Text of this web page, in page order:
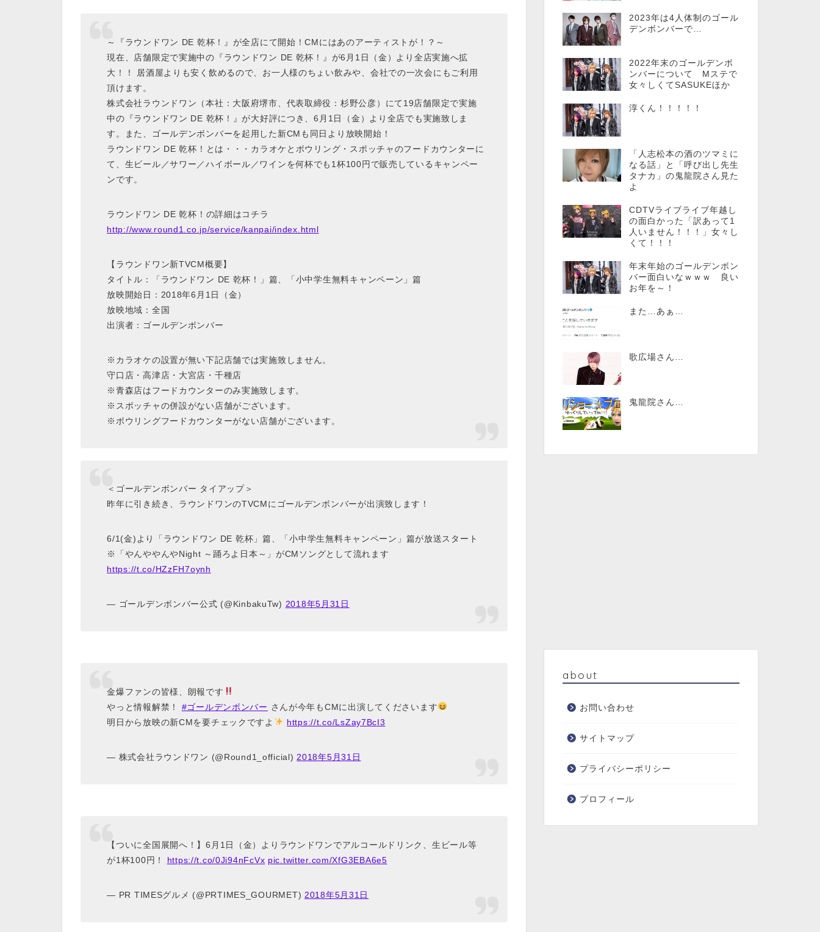
～『ラウンドワン DE 乾杯！』が全店にて開始！CMにはあのアーティストが！？～
現在、店舗限定で実施中の『ラウンドワン DE 乾杯！』が6月1日（金）より全店実施へ拡
大！！ 居酒屋よりも安く飲めるので、お一人様のちょい飲みや、会社での一次会にもご利用
頂けます。
株式会社ラウンドワン（本社：大阪府堺市、代表取締役：杉野公彦）にて19店舗限定で実施
中の『ラウンドワン DE 乾杯！』が大好評につき、6月1日（金）より全店でも実施致しま
す。また、ゴールデンボンバーを起用した新CMも同日より放映開始！
ラウンドワン DE 乾杯！とは・・・カラオケとボウリング・スポッチャのフードカウンターに
て、生ビール／サワー／ハイボール／ワインを何杯でも1杯100円で販売しているキャンペー
ンです。
ラウンドワン DE 乾杯！の詳細はコチラ
http://www.round1.co.jp/service/kanpai/index.html
【ラウンドワン新TVCM概要】
タイトル：「ラウンドワン DE 乾杯！」篇、「小中学生無料キャンペーン」篇
放映開始日：2018年6月1日（金）
放映地域：全国
出演者：ゴールデンボンバー
※カラオケの設置が無い下記店舗では実施致しません。
守口店・高津店・大宮店・千種店
※青森店はフードカウンターのみ実施致します。
※スポッチャの併設がない店舗がございます。
※ボウリングフードカウンターがない店舗がございます。
＜ゴールデンボンバー タイアップ＞
昨年に引き続き、ラウンドワンのTVCMにゴールデンボンバーが出演致します！
6/1(金)より「ラウンドワン DE 乾杯」篇、「小中学生無料キャンペーン」篇が放送スタート
※「やんややんやNight ～踊ろよ日本～」がCMソングとして流れます
https://t.co/HZzFH7oynh
— ゴールデンボンバー公式 (@KinbakuTw) 2018年5月31日
金爆ファンの皆様、朗報です
やっと情報解禁！ #ゴールデンボンバー さんが今年もCMに出演してくださいます
明日から放映の新CMを要チェックですよ
https://t.co/LsZay7BcI3
— 株式会社ラウンドワン (@Round1_official) 2018年5月31日
【ついに全国展開へ！】6月1日（金）よりラウンドワンでアルコールドリンク、生ビール等
が1杯100円！ https://t.co/0Ji94nFcVx pic.twitter.com/XfG3EBA6e5
— PR TIMESグルメ (@PRTIMES_GOURMET) 2018年5月31日
2023年は4人体制のゴール
デンボンバーで…
2022年末のゴールデンボ
ンバーについて Mステで
女々しくてSASUKEほか
淳くん！！！！！
「人志松本の酒のツマミに
なる話」と「呼び出し先生
タナカ」の鬼龍院さん見た
よ
CDTVライブライブ年越し
の面白かった「訳あって1
人いません！！！」女々し
くて！！！
年末年始のゴールデンボン
バー面白いなｗｗｗ 良い
お年を～！
また…あぁ…
歌広場さん…
鬼龍院さん…
about
お問い合わせ
サイトマップ
プライバシーポリシー
プロフィール